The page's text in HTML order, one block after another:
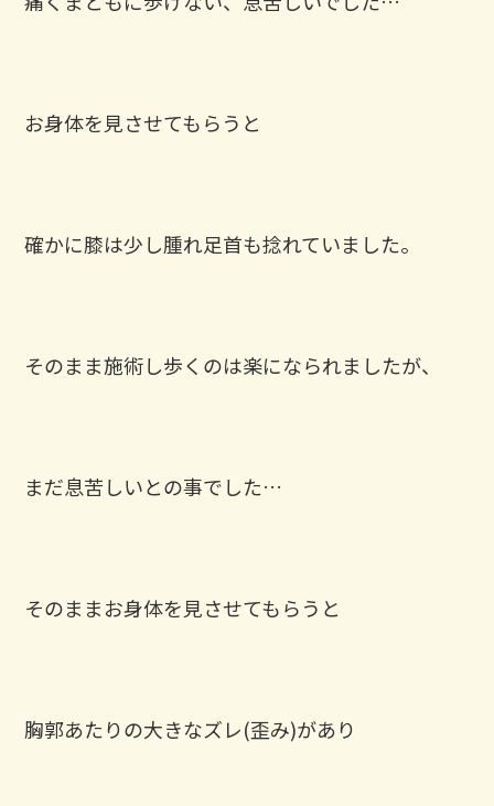
お身体を見させてもらうと
確かに膝は少し腫れ足首も捻れていました。
そのまま施術し歩くのは楽になられましたが、
まだ息苦しいとの事でした…
そのままお身体を見させてもらうと
胸郭あたりの大きなズレ(歪み)があり